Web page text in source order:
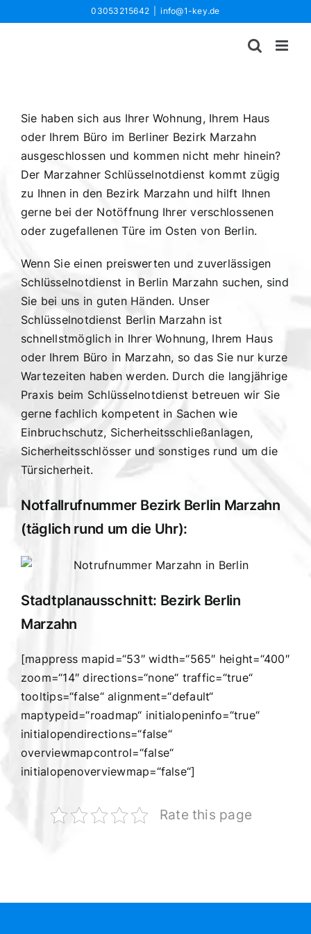
Inhalt
03053215642 info@1-key.de
Sie haben sich aus Ihrer Wohnung, Ihrem Haus
oder Ihrem Büro im Berliner Bezirk Marzahn
ausgeschlossen und kommen nicht mehr hinein?
Der Marzahner Schlüsselnotdienst kommt zügig
zu Ihnen in den Bezirk Marzahn und hilft Ihnen
gerne bei der Notöffnung Ihrer verschlossenen
oder zugefallenen Türe im Osten von Berlin.
Wenn Sie einen preiswerten und zuverlässigen
Schlüsselnotdienst in Berlin Marzahn suchen, sind
Sie bei uns in guten Händen. Unser
Schlüsselnotdienst Berlin Marzahn ist
schnellstmöglich in Ihrer Wohnung, Ihrem Haus
oder Ihrem Büro in Marzahn, so das Sie nur kurze
Wartezeiten haben werden. Durch die langjährige
Praxis beim Schlüsselnotdienst betreuen wir Sie
gerne fachlich kompetent in Sachen wie
Einbruchschutz, Sicherheitsschließanlagen,
Sicherheitsschlösser und sonstiges rund um die
Türsicherheit.
Notfallrufnummer Bezirk Berlin Marzahn
(täglich rund um die Uhr):
Stadtplanausschnitt: Bezirk Berlin
Marzahn
[mappress mapid=“53″ width=“565″ height=“400″
zoom=“14″ directions=“none“ traffic=“true“
tooltips=“false“ alignment=“default“
maptypeid=“roadmap“ initialopeninfo=“true“
initialopendirections=“false“
overviewmapcontrol=“false“
initialopenoverviewmap=“false“]
Rate this page